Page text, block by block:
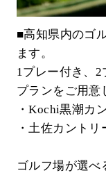
■高知県内のゴ
ます。
1プレー付き、
プランをご用意
・Kochi黒潮カ
・土佐カントリ
ゴルフ場が選べ